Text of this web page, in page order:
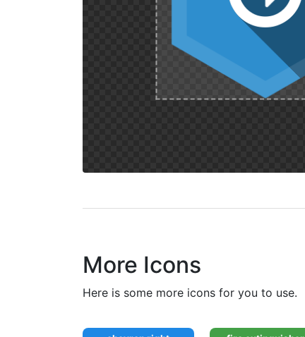
More Icons
here is some more icons for you to use.